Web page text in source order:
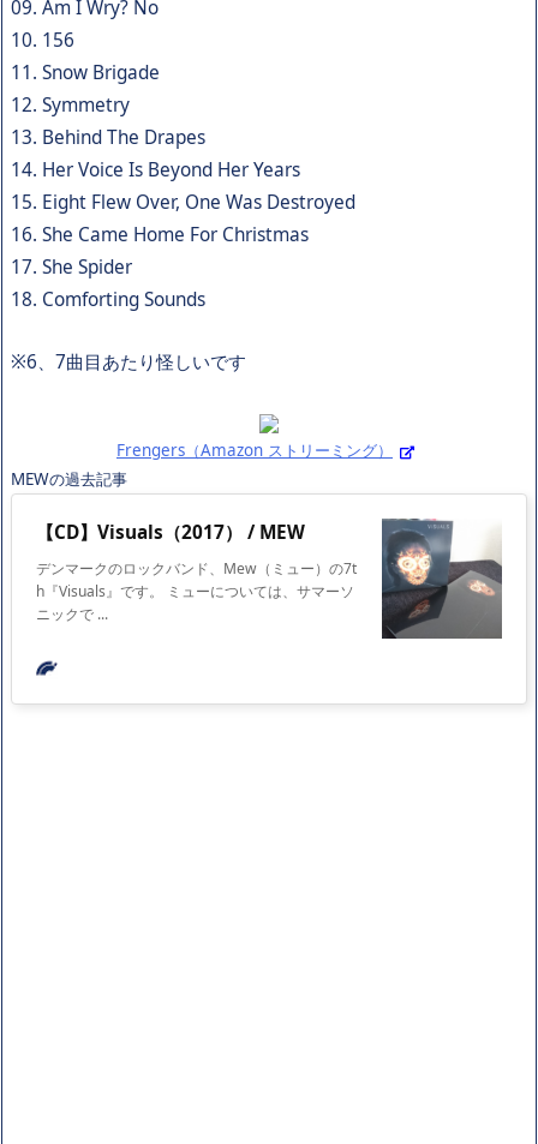
09. Am I Wry? No
10. 156
11. Snow Brigade
12. Symmetry
13. Behind The Drapes
14. Her Voice Is Beyond Her Years
15. Eight Flew Over, One Was Destroyed
16. She Came Home For Christmas
17. She Spider
18. Comforting Sounds
※6、7曲目あたり怪しいです
Frengers（Amazon ストリーミング）
MEWの過去記事
【CD】Visuals（2017） / MEW
デンマークのロックバンド、Mew（ミュー）の7t
h『Visuals』です。 ミューについては、サマーソ
ニックで ...